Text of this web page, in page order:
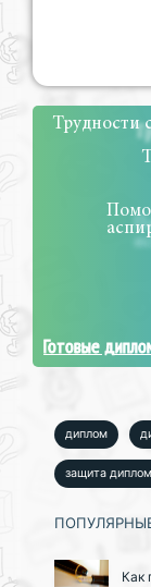
Трудности
Готовые
диплом
защита
Как